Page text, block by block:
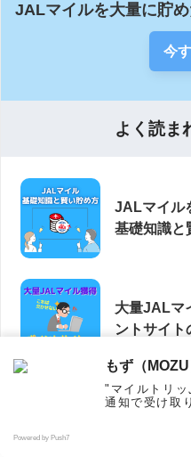
JALマイルを大量に貯め
今
よく読ま
JALマイル
基礎知識と
大量JALマ
ントサイト
JALマイル
ホーム
もず（
"マイルトリッ
通知で受け取
Powered by Push7